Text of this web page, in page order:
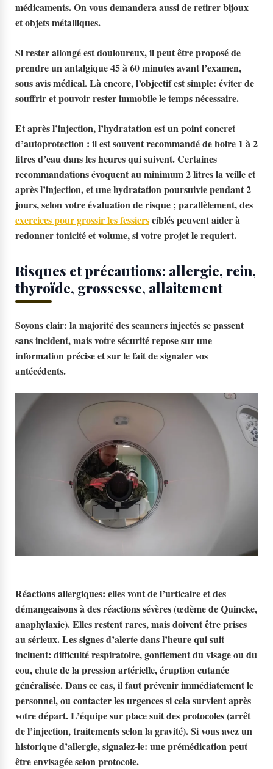
médicaments. On vous demandera aussi de retirer bijoux
et objets métalliques.
Si rester allongé est douloureux, il peut être proposé de
prendre un antalgique45 à 60 minutesavant l’examen,
sous avis médical. Là encore, l’objectif est simple: éviter de
souffrir et pouvoir rester immobile le temps nécessaire.
Et après l’injection, l’hydratation est un point concret
d’autoprotection : il est souvent recommandé de boire 1 à 2
litres d’eau dans les heures qui suivent. Certaines
recommandations évoquent au minimum 2 litres la veille et
après l’injection, et une hydratation poursuivie pendant 2
jours, selon votre évaluation de risque ; parallèlement, des
exercices pour grossir les fessiersciblés peuvent aider à
redonner tonicité et volume, si votre projet le requiert.
Risques et précautions: allergie, rein,
thyroïde, grossesse, allaitement
Soyons clair: la majorité des scanners injectés se passent
sans incident, mais votre sécurité repose sur une
information précise et sur le fait de signaler vos
antécédents.
Réactions allergiques: elles vont de l’urticaire et des
démangeaisons à des réactions sévères (œdème de Quincke,
anaphylaxie). Elles restent rares, mais doivent être prises
au sérieux. Les signes d’alerte dans l’heure qui suit
incluent: difficulté respiratoire, gonflement du visage ou du
cou, chute de la pression artérielle, éruption cutanée
généralisée. Dans ce cas, il faut prévenir immédiatement le
personnel, ou contacter les urgences si cela survient après
votre départ. L’équipe sur place suit des protocoles (arrêt
de l’injection, traitements selon la gravité). Si vous avez un
historique d’allergie, signalez-le: une prémédication peut
être envisagée selon protocole.